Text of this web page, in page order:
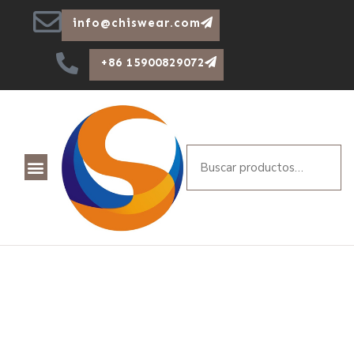
info@chiswear.com
+86 15900829072